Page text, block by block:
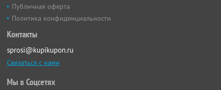
Публичная оферта
Политика конфиденциальности
Контакты
sprosi@kupikupon.ru
Связаться с нами
Мы в Соцсетях